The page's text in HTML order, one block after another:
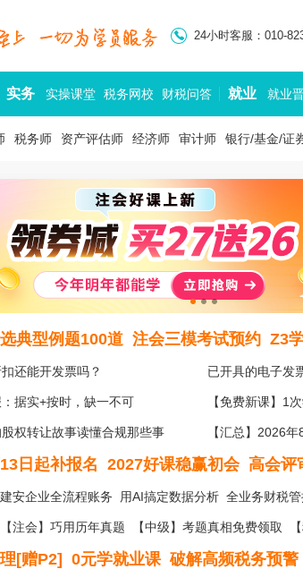
24小时客服：010-
实务 实操课堂 税务网校 财税问答 就业 就业
税务师 资产评估师 经济师 审计师 银行/基金/证
典型例题100道 注会三模考试预约 Z3
还能开发票吗？ 已开具的电子发
据实+按时，缺一不可 【免费新课】1
权转让故事读懂合规那些事 【汇总】2026
日起补报名 2027好课稳赢初会 高会评
建安企业全流程账务 用AI搞定数据分析 全业务财税
【注会】巧用历年真题 【中级】考题真相免费领取
[赠P2] 0元学就业课 破解高频税务预警